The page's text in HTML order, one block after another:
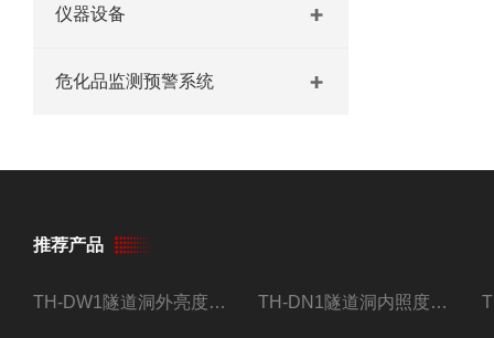
仪器设备
危化品监测预警系统
推荐产品
TH-DW1隧道洞外亮度检测器设备 TH-DN1隧道洞内照度检测器设备